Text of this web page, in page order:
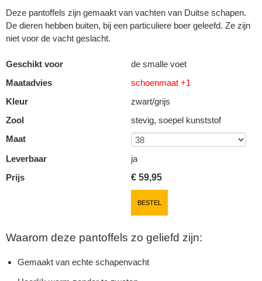
Deze pantoffels zijn gemaakt van vachten van Duitse schapen.
De dieren hebben buiten, bij een particuliere boer geleefd. Ze zijn
niet voor de vacht geslacht.
Geschikt voor
de smalle voet
Maatadvies
schoenmaat +1
Kleur
zwart/grijs
Zool
stevig, soepel kunststof
Maat
Leverbaar
ja
Prijs
€ 59,95
BESTEL
Waarom deze pantoffels zo geliefd zijn:
Gemaakt van echte schapenvacht